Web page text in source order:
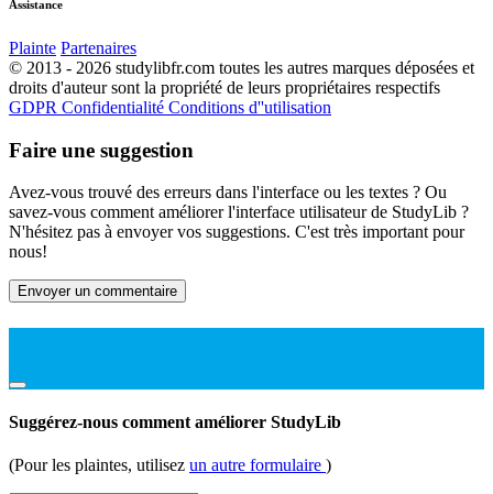
Assistance
Plainte Partenaires
© 2013 - 2026 studylibfr.com toutes les autres marques déposées et
droits d'auteur sont la propriété de leurs propriétaires respectifs
GDPR Confidentialité Conditions d''utilisation
Faire une suggestion
Avez-vous trouvé des erreurs dans l'interface ou les textes ? Ou
savez-vous comment améliorer l'interface utilisateur de StudyLib ?
N'hésitez pas à envoyer vos suggestions. C'est très important pour
nous!
Envoyer un commentaire
Suggérez-nous comment améliorer StudyLib
(Pour les plaintes, utilisez un autre formulaire )